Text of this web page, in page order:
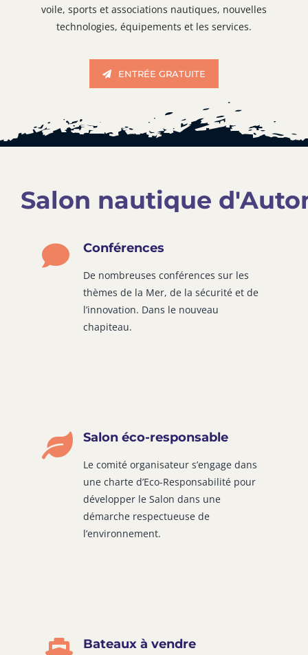
voile, sports et associations nautiques, nouvelles
technologies, équipements et les services.
ENTRÉE GRATUITE
Conférences
De nombreuses conférences sur les
thèmes de la Mer, de la sécurité et de
l’innovation. Dans le nouveau
chapiteau.
Salon éco-responsable
Le comité organisateur s’engage dans
une charte d’Eco-Responsabilité pour
développer le Salon dans une
démarche respectueuse de
l’environnement.
Bateaux à vendre